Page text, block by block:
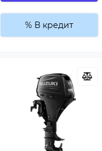
% В кредит